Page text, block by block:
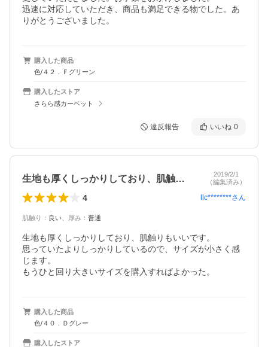
迅速に対応していただき、商品も満足できる物でした。あ
りがとうございました。
購入した商品
色/４２．Ｆグリーン
購入したストア
さらら感カーペット
違反報告 いいね 0
生地も厚くしっかりしており、肌触りもい…
2019/2/1
（編集済み）
4 llc********さん
肌触り ： 良い 厚み ： 普通
生地も厚くしっかりしており、肌触りもいいです。
思っていたよりしっかりしているので、サイズが小さく感
じます。
もうひと回り大きいサイズを購入すればよかった。
購入した商品
色/４０．Ｄグレー
購入したストア